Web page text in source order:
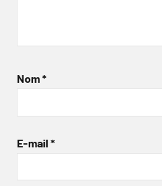
Nom*
E-mail *